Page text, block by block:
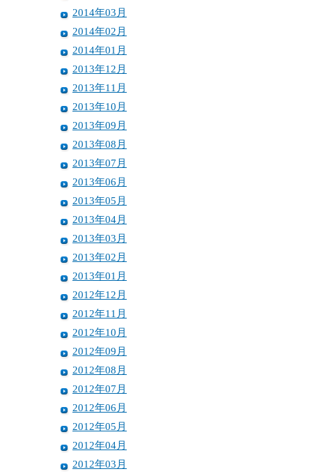
2014年03月
2014年02月
2014年01月
2013年12月
2013年11月
2013年10月
2013年09月
2013年08月
2013年07月
2013年06月
2013年05月
2013年04月
2013年03月
2013年02月
2013年01月
2012年12月
2012年11月
2012年10月
2012年09月
2012年08月
2012年07月
2012年06月
2012年05月
2012年04月
2012年03月